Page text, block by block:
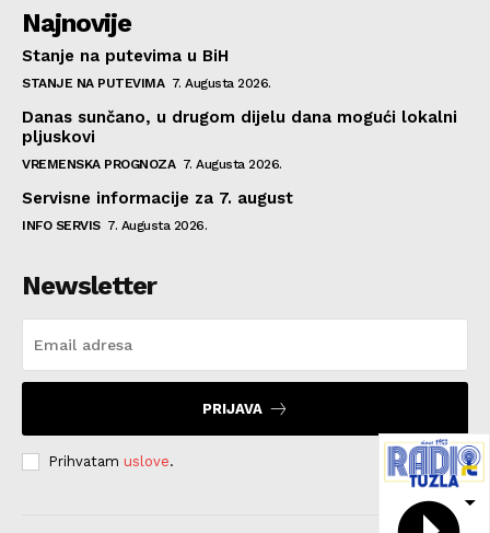
Najnovije
Stanje na putevima u BiH
STANJE NA PUTEVIMA 7. Augusta 2026.
Danas sunčano, u drugom dijelu dana mogući lokalni
pljuskovi
VREMENSKA PROGNOZA 7. Augusta 2026.
Servisne informacije za 7. august
INFO SERVIS 7. Augusta 2026.
Newsletter
PRIJAVA
Prihvatam uslove.